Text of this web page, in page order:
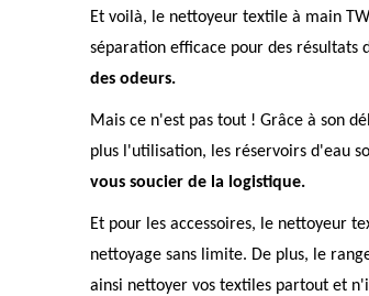
Et voilà, le nettoyeur textile à main
séparation efficace pour des résultats
des odeurs.
Mais ce n'est pas tout ! Grâce à son
plus l'utilisation, les réservoirs d'eau
vous soucier de la logistique.
Et pour les accessoires, le nettoyeur
nettoyage sans limite. De plus, le
ainsi nettoyer vos textiles partout et